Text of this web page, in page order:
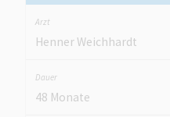
Henner Weichhardt
48 Monate